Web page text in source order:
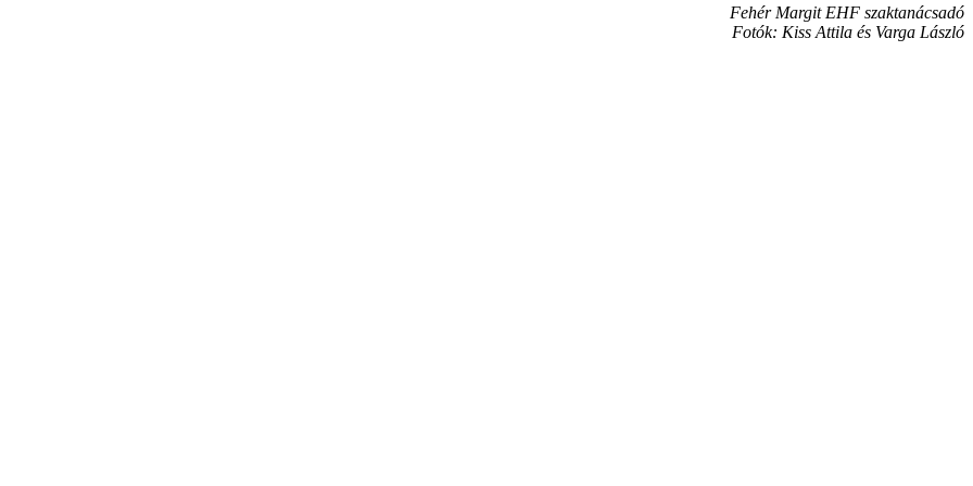
Fehér Margit EHF szaktanácsadó
Fotók: Kiss Attila és Varga László